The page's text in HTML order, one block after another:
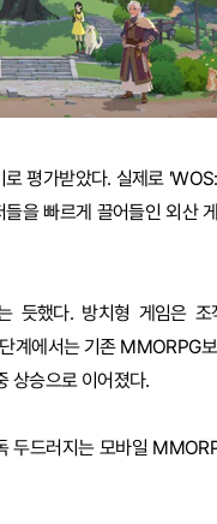
평가받았다. 실제로
을 빠르게 끌어들인 외산
듯했다. 방치형 게임은
계에서는 기존 MMORPG
상승으로 이어졌다.
드러지는 모바일